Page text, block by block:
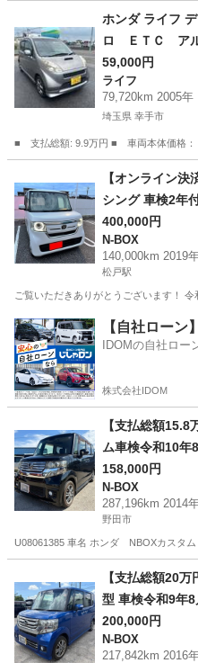
松戸駅 N-BOX
ホンダ ライフ
ロ ＥＴＣ アル
59,000円
ライフ
79,720km 2005年
埼玉県 幸手市
■ 支払総額: 9.9万円 ■ 車両本体価
ライフ
【オンライン
シング 車検2年
400,000円
N-BOX
140,000km 2019
松戸駅
ご覧いただきありがとうございます！
千葉 松戸市 松戸駅 N-BOX
【自社ローン
IDOMの自社ロ
株式会社IDOM
【支払総額15.8
ム車検令和10年
スラ CTBA 不具
158,000円
N-BOX
287,196km 2014
野田市
U08061385 車名 ホンダ NBOXカスタ
N-BOX 車両
【支払総額20
型 車検令和9年
バッチリ フル
復歴無し ワンオ
200,000円
N-BOX
217,842km 2016